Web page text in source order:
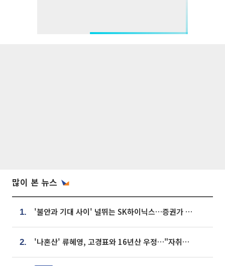
많이 본 뉴스
1. '불안과 기대 사이' 널뛰는 SK하이닉스…증권가 "HBM4·LTA 기반 펀터멘털 견고"
2. '나혼산' 류혜영, 고경표와 16년산 우정…"자취방서 부모님과 마주쳐"